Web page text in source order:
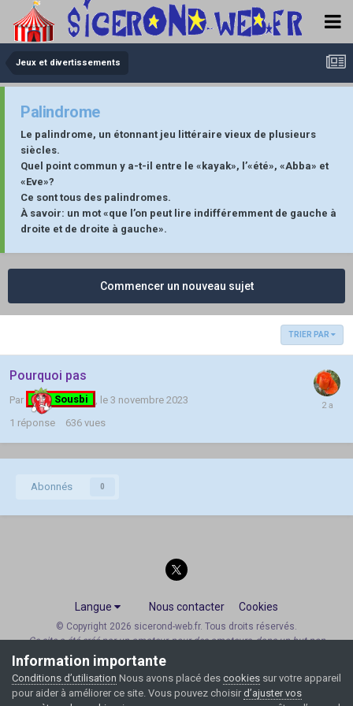
Jeux et divertissements
Palindrome
Le palindrome, un étonnant jeu littéraire vieux de plusieurs
siècles.
Quel point commun y a-t-il entre le «kayak», l’«été», «Abba» et
«Eve»?
Ce sont tous des palindromes.
À savoir: un mot «que l’on peut lire indifféremment de gauche à
droite et de droite à gauche».
Commencer un nouveau sujet
TRIER PAR
Pourquoi pas
Par Sousbi
le 3 novembre 2023
1 réponse 636 vues
Abonnés 0
Langue Nous contacter Cookies
© Copyright 2026 sicerond-web.fr. Tous droits réservés.
Ce site a été créé par un amateur, pour des amateurs, dans un but non
commercial.
v4.7.24
Powered by Invision Community
Information importante
Conditions d’utilisation Nous avons placé des cookies sur votre appareil
pour aider à améliorer ce site. Vous pouvez choisir d’ajuster vos